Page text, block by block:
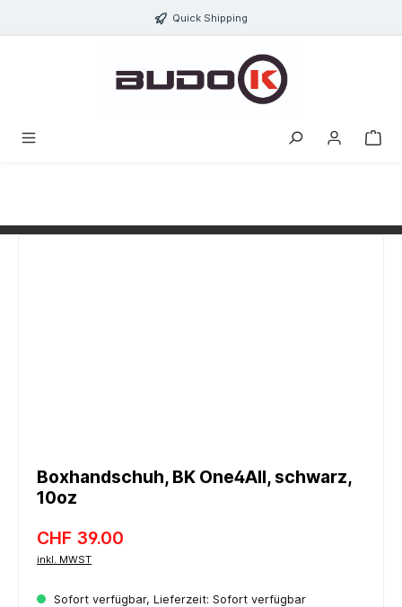
Quick Shipping
Boxhandschuh, BK One4All, schwarz,
10oz
CHF 39.00
inkl. MWST
Sofort verfügbar, Lieferzeit: Sofort verfügbar